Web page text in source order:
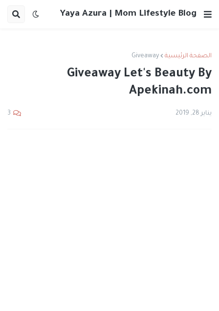
Yaya Azura | Mom Lifestyle Blog
الصفحة الرئيسية Giveaway
Giveaway Let's Beauty By
Apekinah.com
يناير 28, 2019 3